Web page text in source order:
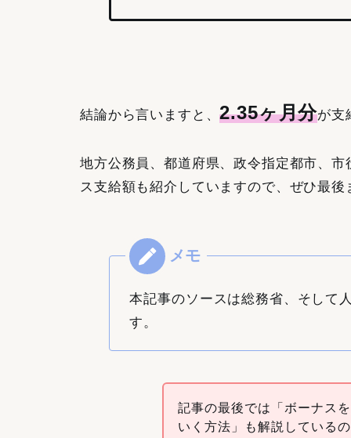
結論から言いますと、2.35ヶ月分が支
地方公務員、都道府県、政令指定都市、
ス支給額も紹介していますので、ぜひ最後
本記事のソースは総務省、そして
す。
記事の最後では「ボーナス
いく方法」も解説している